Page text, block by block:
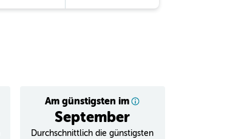
Am günstigsten im
September
Durchschnittlich die günstigsten